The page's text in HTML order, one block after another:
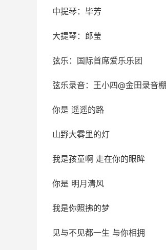
中提琴：毕芳
大提琴：郎莹
弦乐：国际首席爱乐乐团
弦乐录音：王小四@金田录音棚
你是 遥遥的路
山野大雾里的灯
我是孩童啊 走在你的眼眸
你是 明月清风
我是你照拂的梦
见与不见都一生 与你相拥